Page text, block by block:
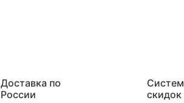
Доставка по
России
скидок